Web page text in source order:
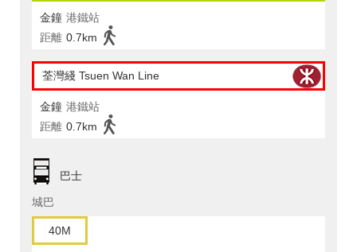
金鐘 港鐵站
距離 0.7km
荃灣綫 Tsuen Wan Line
金鐘 港鐵站
距離 0.7km
巴士
城巴
40M